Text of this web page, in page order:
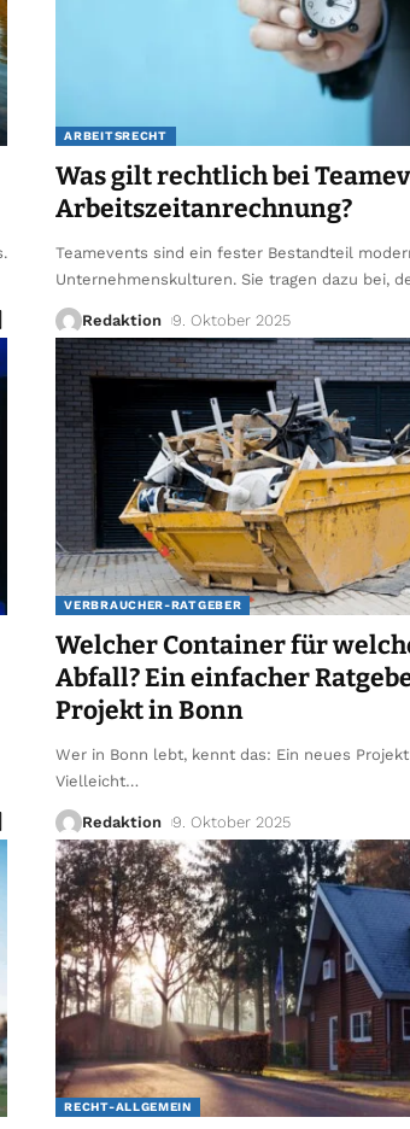
ARBEITSRECHT
Was gilt rechtlich bei
Arbeitszeitanrechnung?
Teamevents sind ein fester Bestandteil
Unternehmenskulturen. Sie tragen dazu bei,
Redaktion 9. Oktober 2025
VERBRAUCHER-RATGEBER
Welcher Container für
Abfall? Ein einfacher
Projekt in Bonn
Wer in Bonn lebt, kennt das: Ein neues
Vielleicht…
Redaktion 9. Oktober 2025
RECHT-ALLGEMEIN